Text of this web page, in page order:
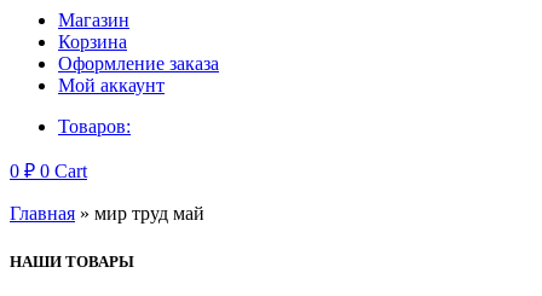
Магазин
Корзина
Оформление заказа
Мой аккаунт
Товаров:
0 ₽ 0 Cart
Главная » мир труд май
НАШИ ТОВАРЫ